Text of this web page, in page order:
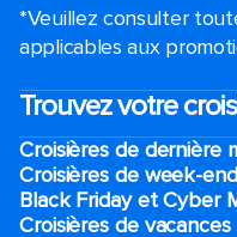
*Veuillez consulter
applicables aux
Trouvez votre
Croisières de dernière
Croisières de week-end
Black Friday et Cyber
Croisières de vacances